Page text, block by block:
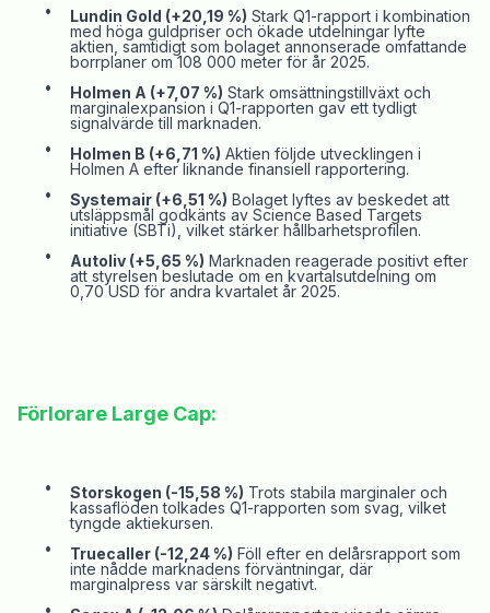
• Lundin Gold (+20,19 %) Stark Q1-rapport i kombination
med höga guldpriser och ökade utdelningar lyfte
aktien, samtidigt som bolaget annonserade omfattande
borrplaner om 108 000 meter för år 2025.
•
Holmen A (+7,07 %) Stark omsättningstillväxt och
marginalexpansion i Q1-rapporten gav ett tydligt
signalvärde till marknaden.
•
Holmen B (+6,71 %) Aktien följde utvecklingen i
Holmen A efter liknande finansiell rapportering.
•
Systemair (+6,51 %) Bolaget lyftes av beskedet att
utsläppsmål godkänts av Science Based Targets
initiative (SBTi), vilket stärker hållbarhetsprofilen.
•
Autoliv (+5,65 %) Marknaden reagerade positivt efter
att styrelsen beslutade om en kvartalsutdelning om
0,70 USD för andra kvartalet år 2025.
Förlorare Large Cap:
• Storskogen (-15,58 %) Trots stabila marginaler och
kassaflöden tolkades Q1-rapporten som svag, vilket
tyngde aktiekursen.
•
Truecaller (-12,24 %) Föll efter en delårsrapport som
inte nådde marknadens förväntningar, där
marginalpress var särskilt negativt.